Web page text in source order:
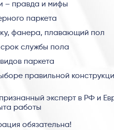
– правда и мифы
паркета
фанера, плавающий пол
службы пола
паркета
правильной
эксперт в РФ и
работы
обязательна!